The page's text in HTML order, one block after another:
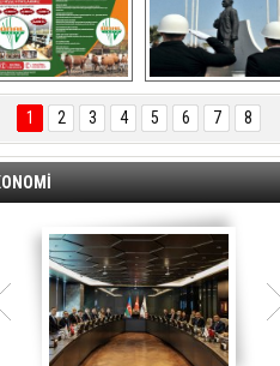
sıçramadan
söndürüldü
ÖNAL TARIM
TANITIM FİLMİ
Aliağa'da Polis
Haftası Kutlandı
1 2 3 4 5 6 7 8